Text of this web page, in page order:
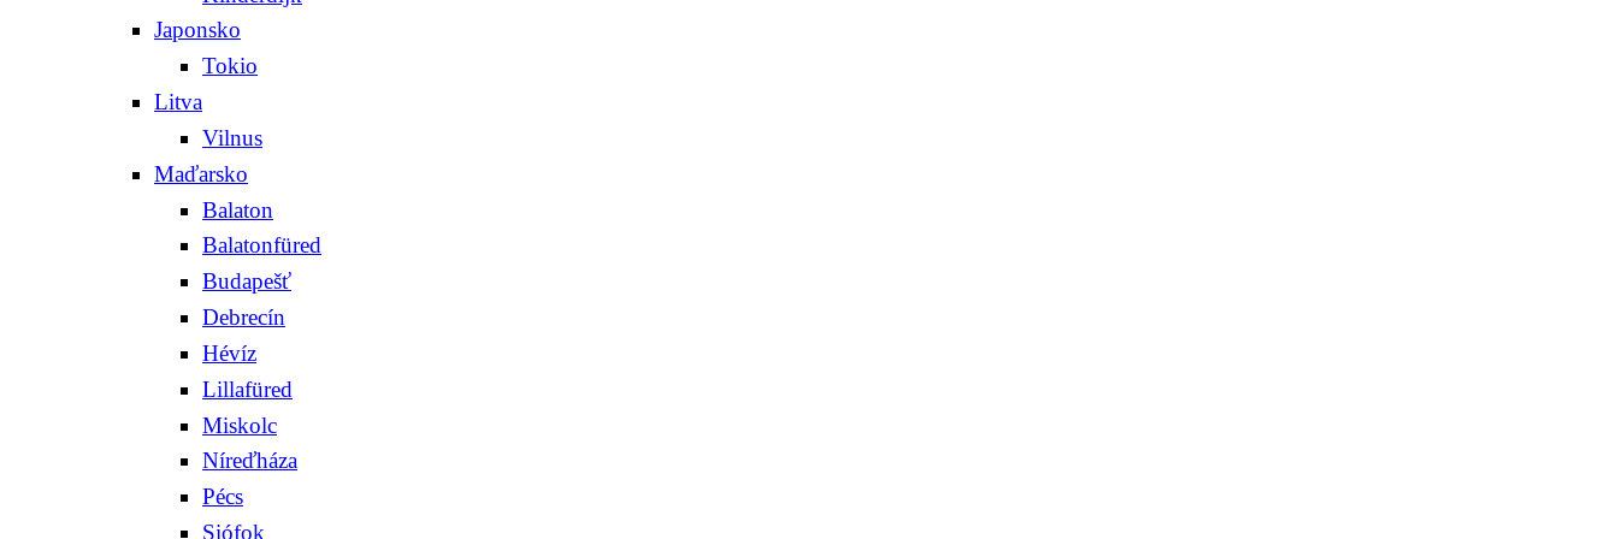
Japonsko
Tokio
Litva
Vilnus
Maďarsko
Balaton
Balatonfüred
Budapešť
Debrecín
Hévíz
Lillafüred
Miskolc
Níreďháza
Pécs
Siófok